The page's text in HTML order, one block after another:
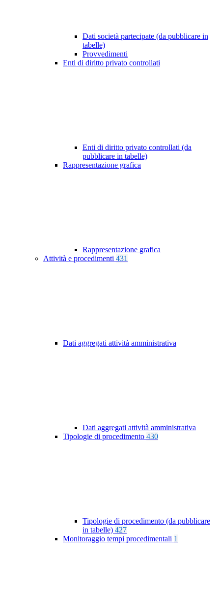
Dati società partecipate (da pubblicare in
tabelle)
Provvedimenti
Enti di diritto privato controllati
Enti di diritto privato controllati (da
pubblicare in tabelle)
Rappresentazione grafica
Rappresentazione grafica
Attività e procedimenti 431
Dati aggregati attività amministrativa
Dati aggregati attività amministrativa
Tipologie di procedimento 430
Tipologie di procedimento (da pubblicare
in tabelle) 427
Monitoraggio tempi procedimentali 1